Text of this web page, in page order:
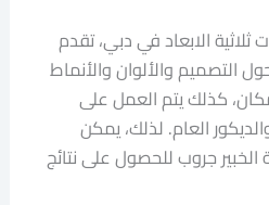
ثلاثية الابعاد في دبي، تقدم
التصميم والألوان والأنماط
كذلك يتم العمل على
العام. لذلك، يمكن
جروب للحصول على نتائج